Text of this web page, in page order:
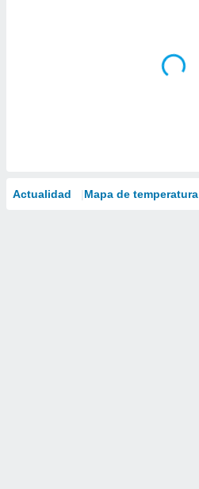
Actualidad Mapa de temperatura